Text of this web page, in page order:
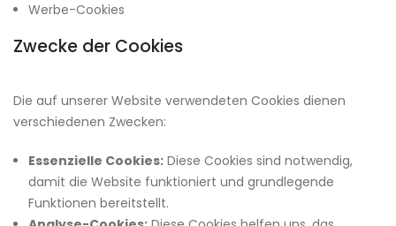
Werbe-Cookies
Zwecke der Cookies
Die auf unserer Website verwendeten Cookies dienen
verschiedenen Zwecken:
Essenzielle Cookies: Diese Cookies sind notwendig,
damit die Website funktioniert und grundlegende
Funktionen bereitstellt.